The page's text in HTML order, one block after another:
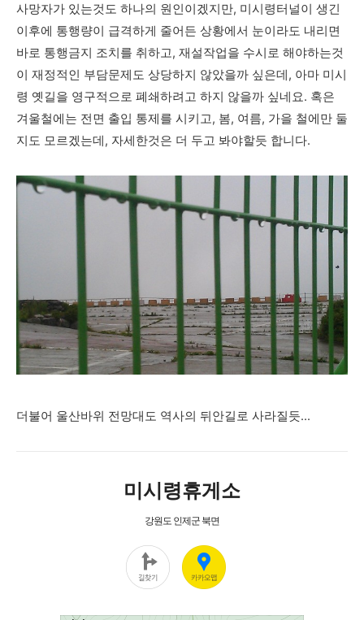
사망자가 있는것도 하나의 원인이겠지만, 미시령터널이 생긴
이후에 통행량이 급격하게 줄어든 상황에서 눈이라도 내리면
바로 통행금지 조치를 취하고, 재설작업을 수시로 해야하는것
이 재정적인 부담문제도 상당하지 않았을까 싶은데, 아마 미시
령 옛길을 영구적으로 폐쇄하려고 하지 않을까 싶네요. 혹은
겨울철에는 전면 출입 통제를 시키고, 봄, 여름, 가을 철에만 둘
지도 모르겠는데, 자세한것은 더 두고 봐야할듯 합니다.
더불어 울산바위 전망대도 역사의 뒤안길로 사라질듯...